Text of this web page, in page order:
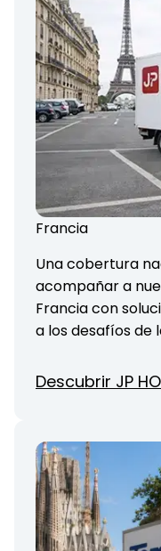
Francia
Una cobertura
acompañar a
Francia con
a los desafíos de
Descubrir JP